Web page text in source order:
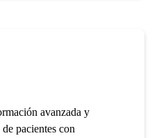
avanzada y
pacientes con